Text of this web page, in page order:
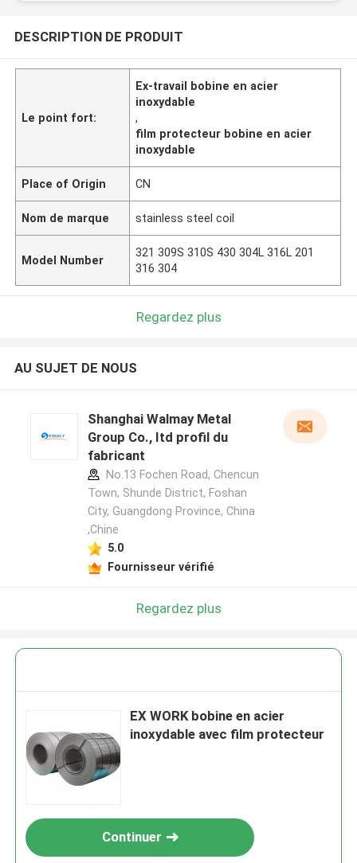
DESCRIPTION DE PRODUIT
Le point fort:
Ex-travail bobine en acier
inoxydable
,
film protecteur bobine en acier
inoxydable
Place of Origin CN
Nom de marque stainless steel coil
Model Number
321 309S 310S 430 304L 316L 201
316 304
Regardez plus
AU SUJET DE NOUS
Shanghai Walmay Metal
Group Co., Itd profil du
fabricant
No.13 Fochen Road, Chencun
Town, Shunde District, Foshan
City, Guangdong Province, China
,Chine
5.0
Fournisseur vérifié
Regardez plus
EX WORK bobine en acier
inoxydable avec film protecteur
Continuer